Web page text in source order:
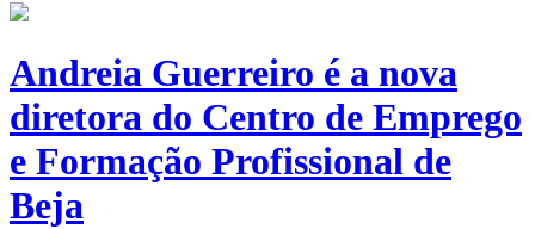
Andreia Guerreiro é a nova
diretora do Centro de Emprego
e Formação Profissional de
Beja